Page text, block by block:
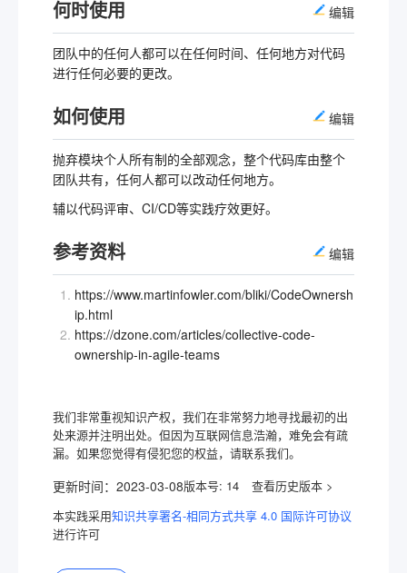
何时使用 编辑
团队中的任何人都可以在任何时间、任何地方对代码
进行任何必要的更改。
如何使用 编辑
抛弃模块个人所有制的全部观念，整个代码库由整个
团队共有，任何人都可以改动任何地方。
辅以代码评审、CI/CD等实践疗效更好。
参考资料 编辑
https://www.martinfowler.com/bliki/CodeOwnersh
ip.html
https://dzone.com/articles/collective-code-
ownership-in-agile-teams
我们非常重视知识产权，我们在非常努力地寻找最初的出
处来源并注明出处。但因为互联网信息浩瀚，难免会有疏
漏。如果您觉得有侵犯您的权益，请联系我们。
更新时间： 2023-03-08版本号: 14
本实践采用知识共享署名-相同方式共享 4.0 国际许可协议
进行许可